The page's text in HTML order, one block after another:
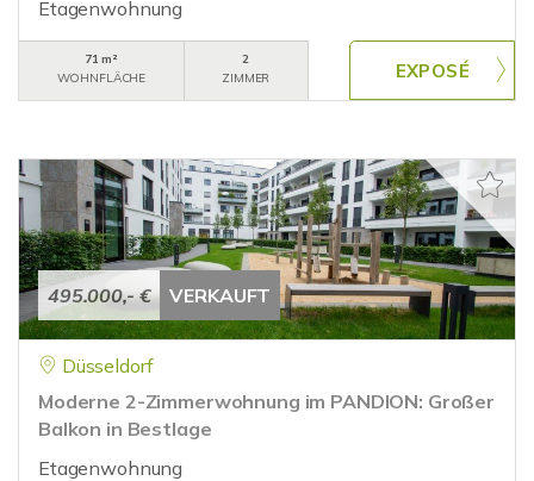
Etagenwohnung
71 m²
WOHNFLÄCHE
2
ZIMMER
495.000,- € VERKAUFT
Düsseldorf
Moderne 2-Zimmerwohnung im PANDION: Großer
Balkon in Bestlage
Etagenwohnung